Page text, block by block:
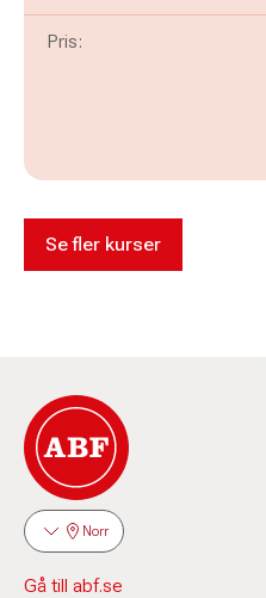
Pris:
Se fler kurser
Norr
Gå till abf.se